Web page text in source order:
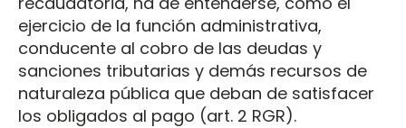
ejercicio de la función administrativa,
conducente al cobro de las deudas y
sanciones tributarias y demás recursos de
naturaleza pública que deban de satisfacer
los obligados al pago (art. 2 RGR).